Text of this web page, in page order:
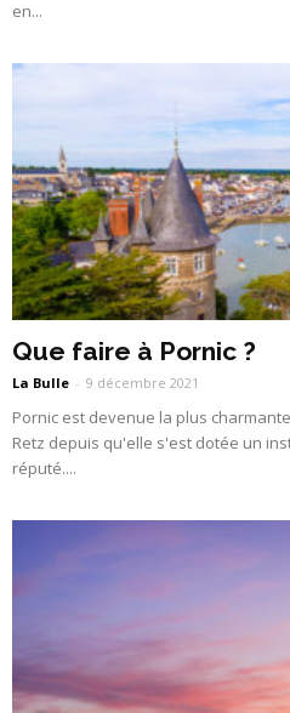
en...
Que faire à Pornic ?
La Bulle - 9 décembre 2021
Pornic est devenue la plus
Retz depuis qu'elle s'est dotée un
réputé....